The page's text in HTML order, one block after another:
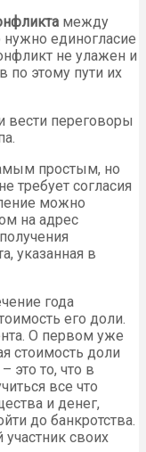
между
единогласие
не улажен и
по этому пути их
вести переговоры
простым, но
требует согласия
можно
на адрес
указанная в
года
его доли.
О первом уже
стоимость доли
это то, что в
все что
и денег,
до банкротства.
своих